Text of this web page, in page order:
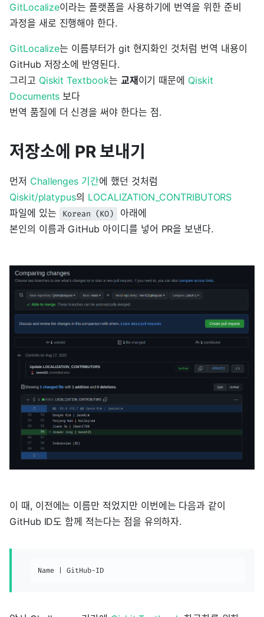
GitLocalize이라는 플랫폼을 사용하기에 번역을 위한 준비
과정을 새로 진행해야 한다.
GitLocalize는 이름부터가 git 현지화인 것처럼 번역 내용이
GitHub 저장소에 반영된다.
그리고 Qiskit Textbook는 교재이기 때문에 Qiskit
Documents 보다
번역 품질에 더 신경을 써야 한다는 점.
저장소에 PR 보내기
먼저 Challenges 기간에 했던 것처럼
Qiskit/platypus의 LOCALIZATION_CONTRIBUTORS
파일에 있는
Korean (KO)
아래에
본인의 이름과 GitHub 아이디를 넣어 PR을 보낸다.
이 때, 이전에는 이름만 적었지만 이번에는 다음과 같이
GitHub ID도 함께 적는다는 점을 유의하자.
Name | GitHub-ID